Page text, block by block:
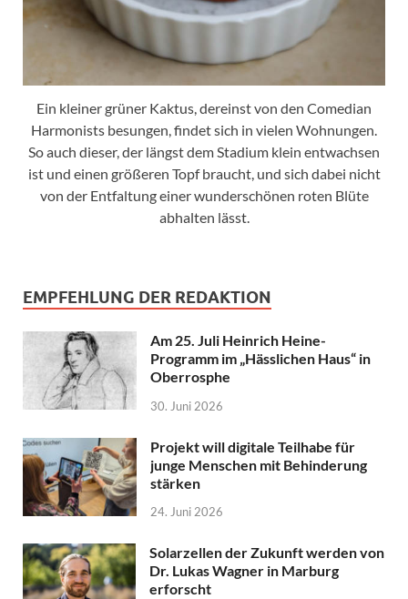
Ein kleiner grüner Kaktus, dereinst von den Comedian
Harmonists besungen, findet sich in vielen Wohnungen.
So auch dieser, der längst dem Stadium klein entwachsen
ist und einen größeren Topf braucht, und sich dabei nicht
von der Entfaltung einer wunderschönen roten Blüte
abhalten lässt.
EMPFEHLUNG DER REDAKTION
Am 25. Juli Heinrich Heine-
Programm im „Hässlichen Haus“ in
Oberrosphe
30. Juni 2026
Projekt will digitale Teilhabe für
junge Menschen mit Behinderung
stärken
24. Juni 2026
Solarzellen der Zukunft werden von
Dr. Lukas Wagner in Marburg
erforscht